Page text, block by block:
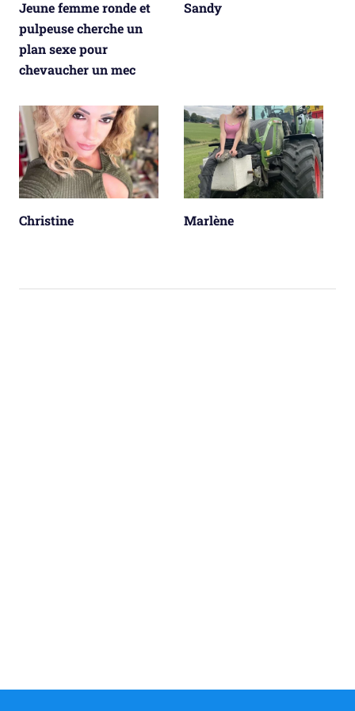
Jeune femme ronde et
pulpeuse cherche un
plan sexe pour
chevaucher un mec
Sandy
Christine Marlène